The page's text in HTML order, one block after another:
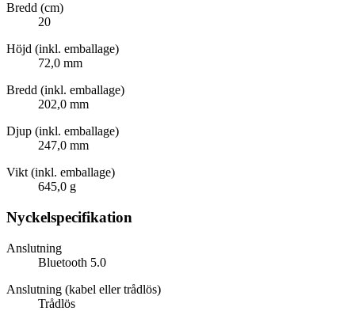
Bredd (cm)
20
Höjd (inkl. emballage)
72,0 mm
Bredd (inkl. emballage)
202,0 mm
Djup (inkl. emballage)
247,0 mm
Vikt (inkl. emballage)
645,0 g
Nyckelspecifikation
Anslutning
Bluetooth 5.0
Anslutning (kabel eller trådlös)
Trådlös